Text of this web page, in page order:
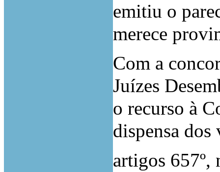
emitiu o
merece
Com a
Juízes
o recurso à
dispensa dos
artigos 657º,